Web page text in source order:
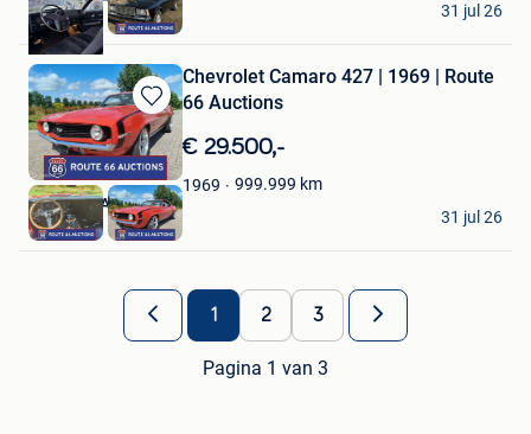
Waalwijk
31 jul 26
Bewaren
in
Mijn
Favorieten
Chevrolet Camaro 427 | 1969 | Route
66 Auctions
€ 29.500,-
1969 999.999 km
Route 66 Auctions
Waalwijk
31 jul 26
1 2 3
Pagina 1 van 3